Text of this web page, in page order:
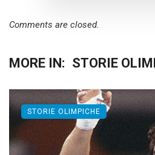
Comments are closed.
MORE IN: STORIE
STORIE OLIMPICHE